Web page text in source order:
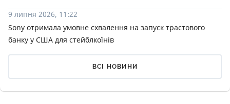
9 липня 2026, 11:22
Sony отримала умовне схвалення на запуск трастового
банку у США для стейблкоїнів
ВСІ НОВИНИ